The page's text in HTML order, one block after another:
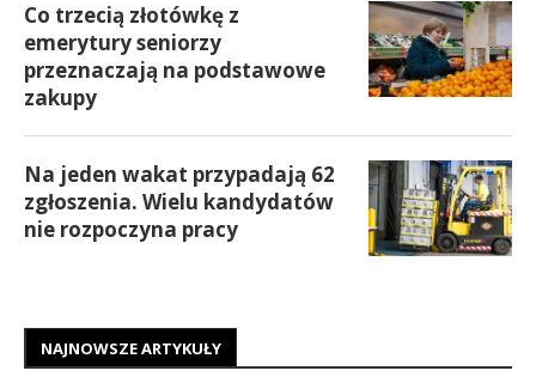
Co trzecią złotówkę z
emerytury seniorzy
przeznaczają na podstawowe
zakupy
Na jeden wakat przypadają 62
zgłoszenia. Wielu kandydatów
nie rozpoczyna pracy
NAJNOWSZE ARTYKUŁY